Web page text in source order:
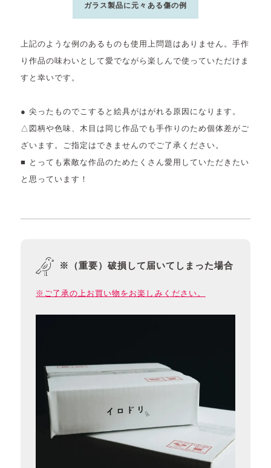
ガラス製品に元々ある傷の例
上記のような例のあるものも使用上問題はありません。手作
り作品の味わいとして愛でながら楽しんで使っていただけま
すと幸いです。
● 尖ったものでこすると絵具がはがれる原因になります。
△図柄や色味、木目は同じ作品でも手作りのため個体差がご
ざいます。ご指定はできませんのでご了承ください。
■ とっても素敵な作品のためたくさん愛用していただきたい
と思っています！
※（重要）破損して届いてしまった場合
※ご了承の上お買い物をお楽しみください。